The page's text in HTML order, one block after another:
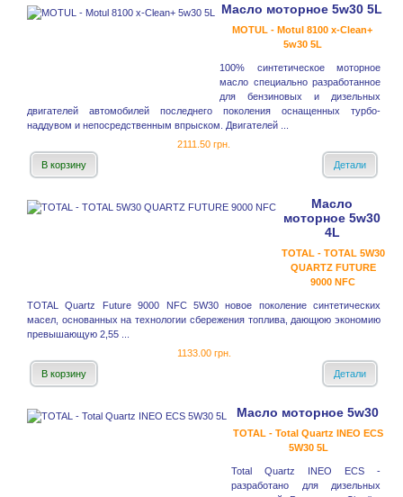
Масло моторное 5w30 5L
MOTUL - Motul 8100 x-Clean+
5w30 5L
100% синтетическое моторное
масло специально разработанное
для бензиновых и дизельных
двигателей автомобилей последнего поколения оснащенных турбо-
наддувом и непосредственным впрыском. Двигателей ...
2111.50 грн.
В корзину
Детали
Масло
моторное 5w30
4L
TOTAL - TOTAL 5W30
QUARTZ FUTURE
9000 NFC
TOTAL Quartz Future 9000 NFC 5W30 новое поколение синтетических
масел, основанных на технологии сбережения топлива, дающюю экономию
превышающую 2,55 ...
1133.00 грн.
В корзину
Детали
Масло моторное 5w30
TOTAL - Total Quartz INEO ECS
5W30 5L
Total Quartz INEO ECS -
разработано для дизельных